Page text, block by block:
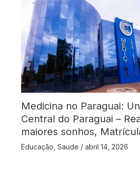
Medicina no Paraguai:
Central do Paraguai –
maiores sonhos,
Educação Saude / abril 14, 2026